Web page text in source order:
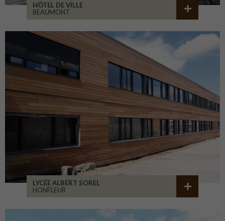
HÔTEL DE VILLE
BEAUMONT
LYCÉE ALBERT SOREL
HONFLEUR